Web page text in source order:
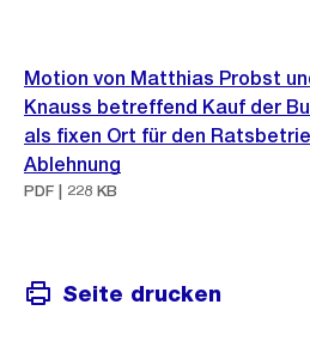
Motion von Matthias Probst
Knauss betreffend Kauf der
als fixen Ort für den
Ablehnung
PDF | 228 KB
Seite drucken